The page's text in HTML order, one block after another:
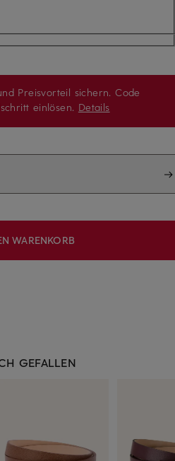
Preisvorteil sichern. Code
einlösen. Details
WARENKORB
GEFALLEN